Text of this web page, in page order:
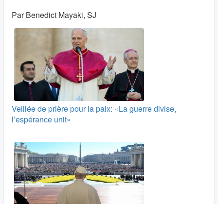
Par Benedict Mayaki, SJ
Veillée de prière pour la paix: «La guerre divise,
l’espérance unit»